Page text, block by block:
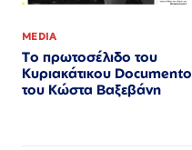
MEDIA
Το πρωτοσέλιδο του
Κυριακάτικου Documento
του Κώστα Βαξεβάνη